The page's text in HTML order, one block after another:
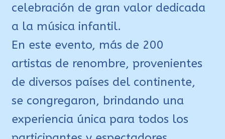
celebración de gran valor dedicada
a la música infantil.
En este evento, más de 200
artistas de renombre, provenientes
de diversos países del continente,
se congregaron, brindando una
experiencia única para todos los